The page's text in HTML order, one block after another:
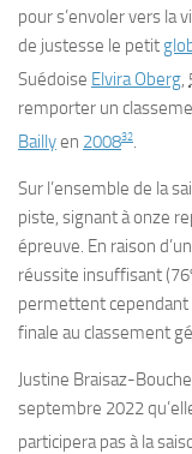
pour s’envoler vers la
de justesse le petit
Suédoise Elvira Oberg,
remporter un
Baillyen 200832.
Sur l’ensemble de la
piste, signant à onze
épreuve. En raison
réussite insuffisant
permettent cependant
finale au classement
Justine Braisaz-
septembre 2022
participera pas à la